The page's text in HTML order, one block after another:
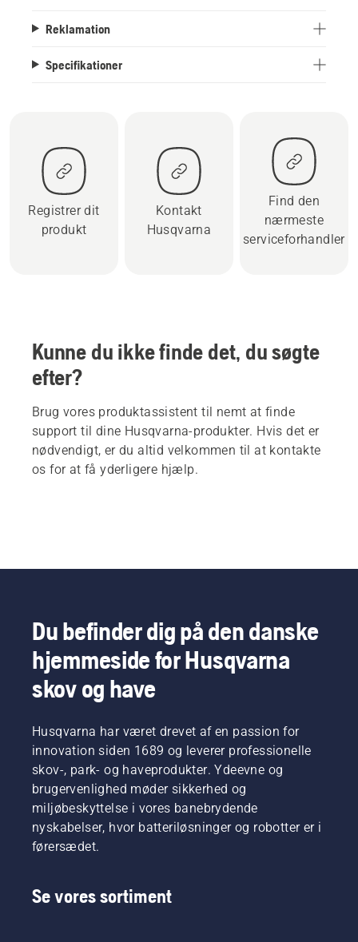
Reklamation
Specifikationer
Registrer dit
produkt
Kontakt
Husqvarna
Find den
nærmeste
serviceforhandler
Kunne du ikke finde det, du søgte
efter?
Brug vores produktassistent til nemt at finde
support til dine Husqvarna-produkter. Hvis det er
nødvendigt, er du altid velkommen til at kontakte
os for at få yderligere hjælp.
Du befinder dig på den danske
hjemmeside for Husqvarna
skov og have
Husqvarna har været drevet af en passion for
innovation siden 1689 og leverer professionelle
skov-, park- og haveprodukter. Ydeevne og
brugervenlighed møder sikkerhed og
miljøbeskyttelse i vores banebrydende
nyskabelser, hvor batteriløsninger og robotter er i
førersædet.
Se vores sortiment